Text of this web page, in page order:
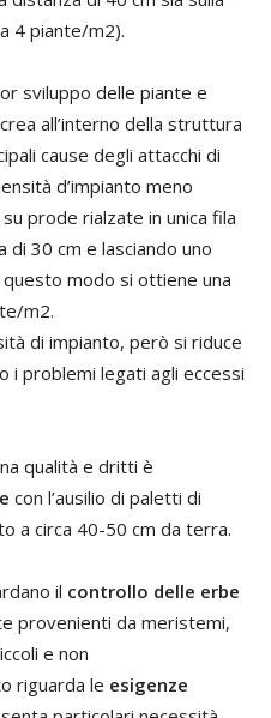
4 piante/m2).
sviluppo delle piante e
all’interno della struttura
cause degli attacchi di
d’impianto meno
prode rialzate in unica fila
di 30 cm e lasciando uno
modo si ottiene una
m2.
di impianto, però si riduce
i problemi legati agli eccessi
qualità e dritti è
con l’ausilio di paletti di
a circa 40-50 cm da terra.
il controllo delle erbe
provenienti da meristemi,
e non
riguarda le esigenze